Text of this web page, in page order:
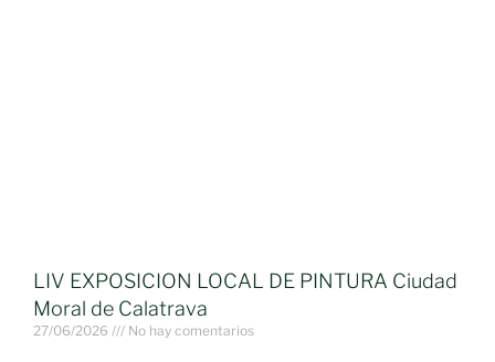
LIV EXPOSICION LOCAL DE PINTURA Ciudad
Moral de Calatrava
27/06/2026 No hay comentarios